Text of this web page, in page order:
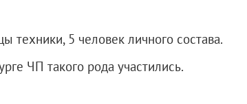
5 человек личного состава.
ЧП такого рода участились.